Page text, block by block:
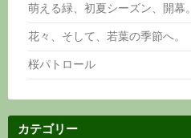
萌える緑、初夏シーズン、開幕。
花々、そして、若葉の季節へ。
桜パトロール
カテゴリー